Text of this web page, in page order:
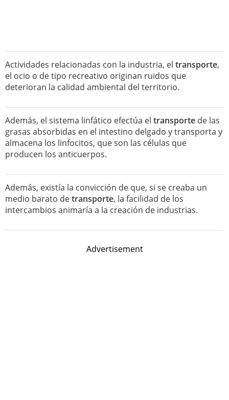
Actividades relacionadas con la industria, el transporte,
el ocio o de tipo recreativo originan ruidos que
deterioran la calidad ambiental del territorio.
Además, el sistema linfático efectúa el transporte de las
grasas absorbidas en el intestino delgado y transporta y
almacena los linfocitos, que son las células que
producen los anticuerpos.
Además, existía la convicción de que, si se creaba un
medio barato detransporte, la facilidad de los
intercambios animaría a la creación de industrias.
Advertisement